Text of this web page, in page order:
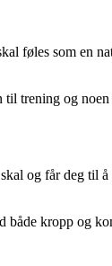
føles som en
trening og
og får deg
kropp og